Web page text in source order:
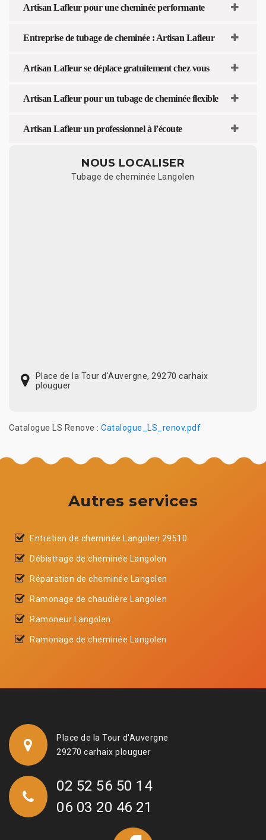
Artisan Lafleur pour une cheminée performante
Entreprise de tubage de cheminée : Artisan Lafleur
Artisan Lafleur se déplace gratuitement chez vous
Artisan Lafleur pour un tubage de cheminée flexible
Artisan Lafleur un professionnel à l’écoute
NOUS LOCALISER
Tubage de cheminée Langolen
Place de la Tour d'Auvergne, 29270 carhaix
plouguer
Catalogue LS Renove : Catalogue_LS_renov.pdf
Autres services
Entretien de cheminée Langolen 29510
Débistrage de cheminée Langolen
Réparation de cheminée Langolen
Ramonage de chaudière Langolen
Ramoneur Langolen
Ramonage de cheminée Langolen
Place de la Tour d'Auvergne
29270 carhaix plouguer
02 52 56 50 14
06 03 20 46 21